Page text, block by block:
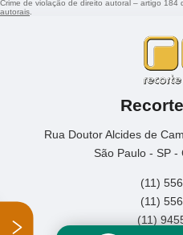
Crime de violação de direito autoral – artigo 184
autorais
Rua Doutor Alcides de
São Paulo - SP -
(11)
(11)
(11)